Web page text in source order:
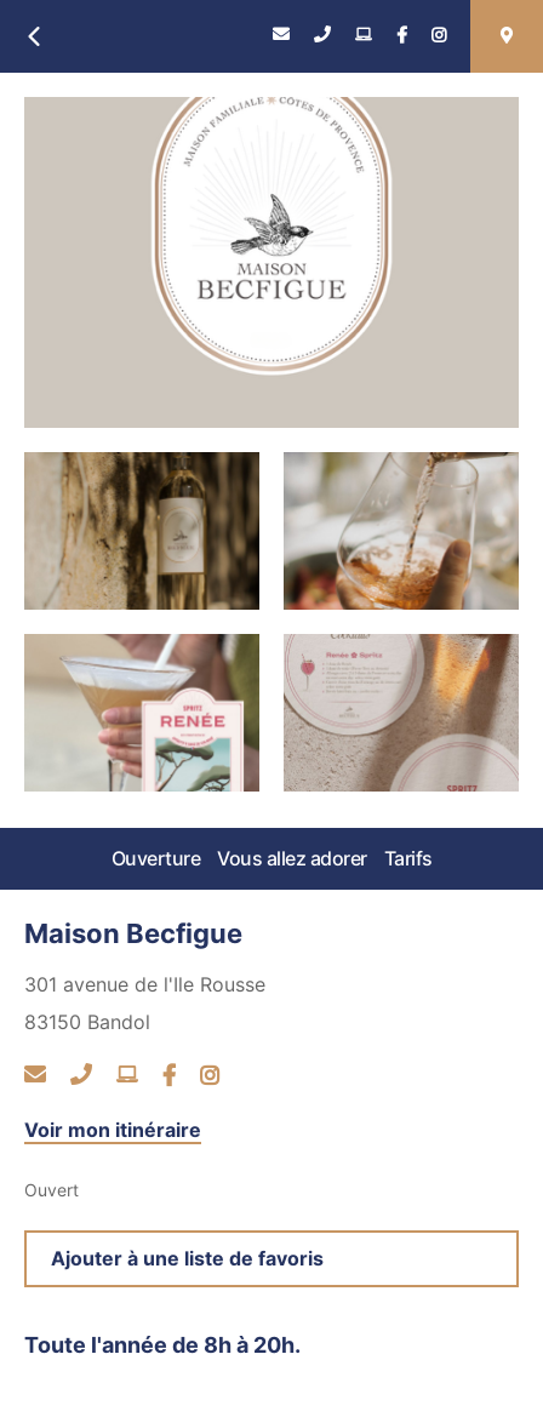
Ouverture Vous allez adorer Tarifs
Maison Becfigue
301 avenue de l'Ile Rousse
83150 Bandol
Voir mon itinéraire
Ouvert
Ajouter à une liste de favoris
Toute l'année de 8h à 20h.